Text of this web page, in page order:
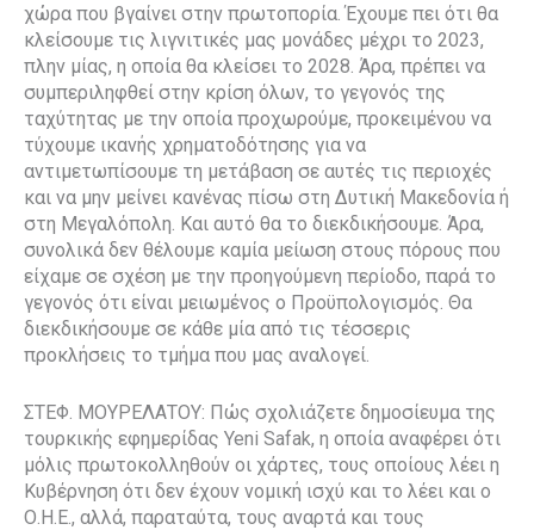
χώρα που βγαίνει στην πρωτοπορία. Έχουμε πει ότι θα
κλείσουμε τις λιγνιτικές μας μονάδες μέχρι το 2023,
πλην μίας, η οποία θα κλείσει το 2028. Άρα, πρέπει να
συμπεριληφθεί στην κρίση όλων, το γεγονός της
ταχύτητας με την οποία προχωρούμε, προκειμένου να
τύχουμε ικανής χρηματοδότησης για να
αντιμετωπίσουμε τη μετάβαση σε αυτές τις περιοχές
και να μην μείνει κανένας πίσω στη Δυτική Μακεδονία ή
στη Μεγαλόπολη. Και αυτό θα το διεκδικήσουμε. Άρα,
συνολικά δεν θέλουμε καμία μείωση στους πόρους που
είχαμε σε σχέση με την προηγούμενη περίοδο, παρά το
γεγονός ότι είναι μειωμένος ο Προϋπολογισμός. Θα
διεκδικήσουμε σε κάθε μία από τις τέσσερις
προκλήσεις το τμήμα που μας αναλογεί.
ΣΤΕΦ. ΜΟΥΡΕΛΑΤΟΥ: Πώς σχολιάζετε δημοσίευμα της
τουρκικής εφημερίδας Yeni Safak, η οποία αναφέρει ότι
μόλις πρωτοκολληθούν οι χάρτες, τους οποίους λέει η
Κυβέρνηση ότι δεν έχουν νομική ισχύ και το λέει και ο
Ο.Η.Ε., αλλά, παραταύτα, τους αναρτά και τους